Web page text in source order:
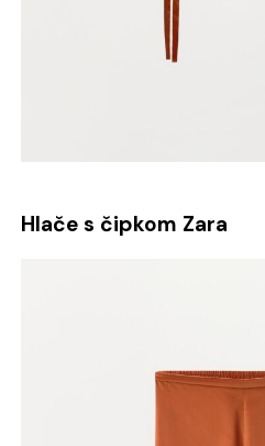
Hlače s čipkom Zara